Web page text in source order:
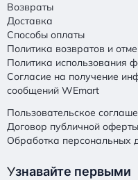
Возвраты
Доставка
Способы оплаты
Политика возвратов и
Политика использования
Согласие на получение
сообщений WEmart
Пользовательское
Договор публичной оферты
Обработка персональных
Узнавайте первыми